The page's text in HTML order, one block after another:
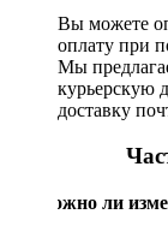
Вы можете
оплату при
Мы
курьерскую
доставку
Возможно ли